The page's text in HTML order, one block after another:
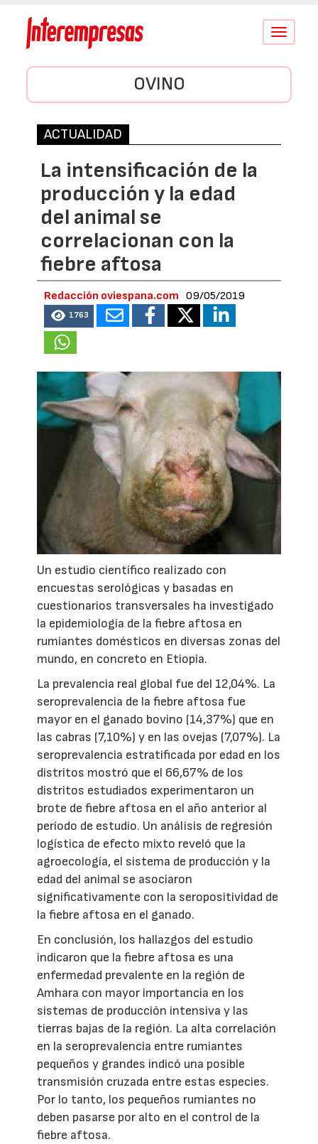
Conmutar
OVINO
ACTUALIDAD
La intensificación de la
producción y la edad
del animal se
correlacionan con la
fiebre aftosa
Redacción oviespana.com 09/05/2019
1763
Un estudio científico realizado con
encuestas serológicas y basadas en
cuestionarios transversales ha investigado
la epidemiología de la fiebre aftosa en
rumiantes domésticos en diversas zonas del
mundo, en concreto en Etiopía.
La prevalencia real global fue del 12,04%. La
seroprevalencia de la fiebre aftosa fue
mayor en el ganado bovino (14,37%) que en
las cabras (7,10%) y en las ovejas (7,07%). La
seroprevalencia estratificada por edad en los
distritos mostró que el 66,67% de los
distritos estudiados experimentaron un
brote de fiebre aftosa en el año anterior al
período de estudio. Un análisis de regresión
logística de efecto mixto reveló que la
agroecología, el sistema de producción y la
edad del animal se asociaron
significativamente con la seropositividad de
la fiebre aftosa en el ganado.
En conclusión, los hallazgos del estudio
indicaron que la fiebre aftosa es una
enfermedad prevalente en la región de
Amhara con mayor importancia en los
sistemas de producción intensiva y las
tierras bajas de la región. La alta correlación
en la seroprevalencia entre rumiantes
pequeños y grandes indicó una posible
transmisión cruzada entre estas especies.
Por lo tanto, los pequeños rumiantes no
deben pasarse por alto en el control de la
fiebre aftosa.